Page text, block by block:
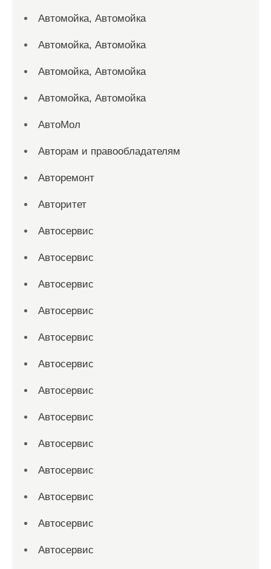
Автомойка, Автомойка
Автомойка, Автомойка
Автомойка, Автомойка
Автомойка, Автомойка
АвтоМол
Авторам и правообладателям
Авторемонт
Авторитет
Автосервис
Автосервис
Автосервис
Автосервис
Автосервис
Автосервис
Автосервис
Автосервис
Автосервис
Автосервис
Автосервис
Автосервис
Автосервис